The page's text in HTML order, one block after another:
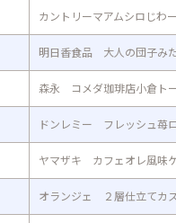
カントリーマアムシロじ
明日香食品 大人の団子み
森永 コメダ珈琲店小倉ト
ドンレミー フレッシュ苺
ヤマザキ カフェオレ風味
オランジェ ２層仕立てカ